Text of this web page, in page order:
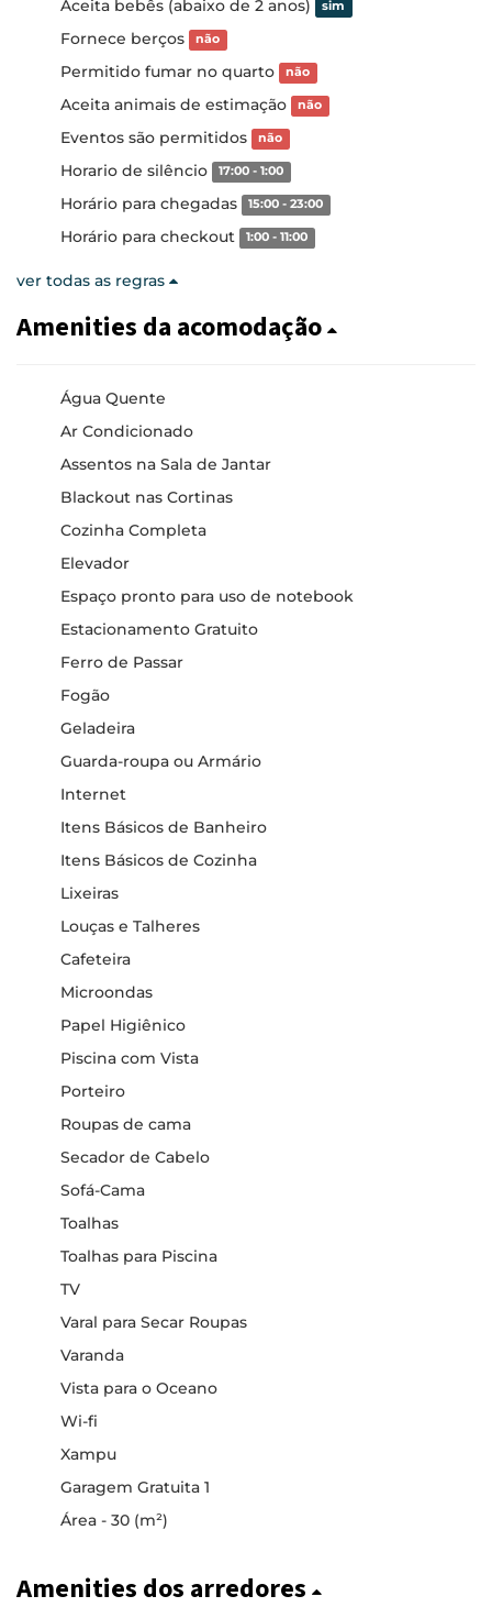
Aceita bebês (abaixo de 2 anos) sim
Fornece berços não
Permitido fumar no quarto não
Aceita animais de estimação não
Eventos são permitidos não
Horario de silêncio 17:00 - 1:00
Horário para chegadas 15:00 - 23:00
Horário para checkout 1:00 - 11:00
ver todas as regras
Amenities da acomodação
Água Quente
Ar Condicionado
Assentos na Sala de Jantar
Blackout nas Cortinas
Cozinha Completa
Elevador
Espaço pronto para uso de notebook
Estacionamento Gratuito
Ferro de Passar
Fogão
Geladeira
Guarda-roupa ou Armário
Internet
Itens Básicos de Banheiro
Itens Básicos de Cozinha
Lixeiras
Louças e Talheres
Cafeteira
Microondas
Papel Higiênico
Piscina com Vista
Porteiro
Roupas de cama
Secador de Cabelo
Sofá-Cama
Toalhas
Toalhas para Piscina
TV
Varal para Secar Roupas
Varanda
Vista para o Oceano
Wi-fi
Xampu
Garagem Gratuita 1
Área - 30 (m²)
Amenities dos arredores